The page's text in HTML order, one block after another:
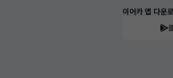
이어카 앱 다운